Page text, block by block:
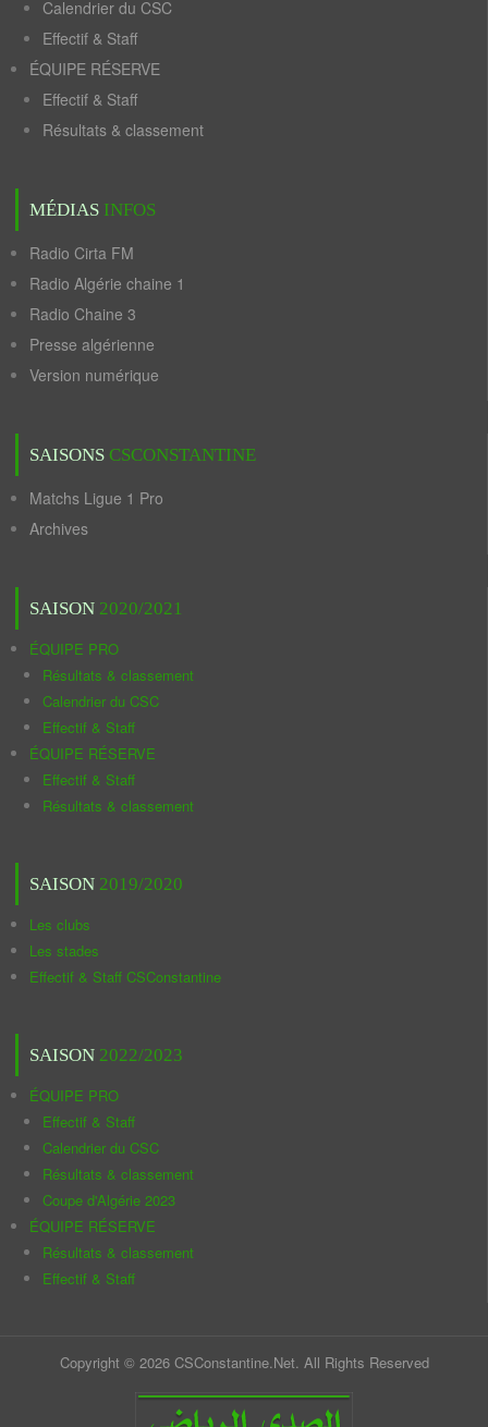
Calendrier du CSC
Effectif & Staff
ÉQUIPE RÉSERVE
Effectif & Staff
Résultats & classement
MÉDIAS INFOS
Radio Cirta FM
Radio Algérie chaine 1
Radio Chaine 3
Presse algérienne
Version numérique
SAISONS CSCONSTANTINE
Matchs Ligue 1 Pro
Archives
SAISON 2020/2021
ÉQUIPE PRO
Résultats & classement
Calendrier du CSC
Effectif & Staff
ÉQUIPE RÉSERVE
Effectif & Staff
Résultats & classement
SAISON 2019/2020
Les clubs
Les stades
Effectif & Staff CSConstantine
SAISON 2022/2023
ÉQUIPE PRO
Effectif & Staff
Calendrier du CSC
Résultats & classement
Coupe d'Algérie 2023
ÉQUIPE RÉSERVE
Résultats & classement
Effectif & Staff
Copyright © 2026 CSConstantine.Net. All Rights Reserved